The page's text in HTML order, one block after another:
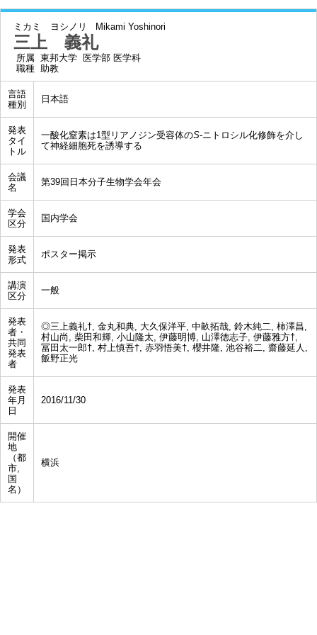
ミカミ ヨシノリ Mikami Yoshinori
三上 義礼
所属 東邦大学 医学部 医学科
職種 助教
言語
種別
日本語
発表
タイ
トル
一酸化窒素は1型リアノジン受容体のS-ニトロシル化修飾を介し
て神経細胞死を誘導する
会議
名
第39回日本分子生物学会年会
学会
区分
国内学会
発表
形式
ポスター掲示
講演
区分
一般
発表
者・
共同
発表
者
◎三上義礼†, 金丸和典, 大久保洋平, 中畝拓哉, 鈴木純二, 柿澤昌,
村山尚, 柴田和輝, 小山隆太, 伊藤明博, 山澤徳志子, 伊藤雅方†,
冨田太一郎†, 村上慎吾†, 赤羽悟美†, 櫻井隆, 池谷裕二, 齋藤延人,
飯野正光
発表
年月
日
2016/11/30
開催
地
（都
市,
国
名）
横浜